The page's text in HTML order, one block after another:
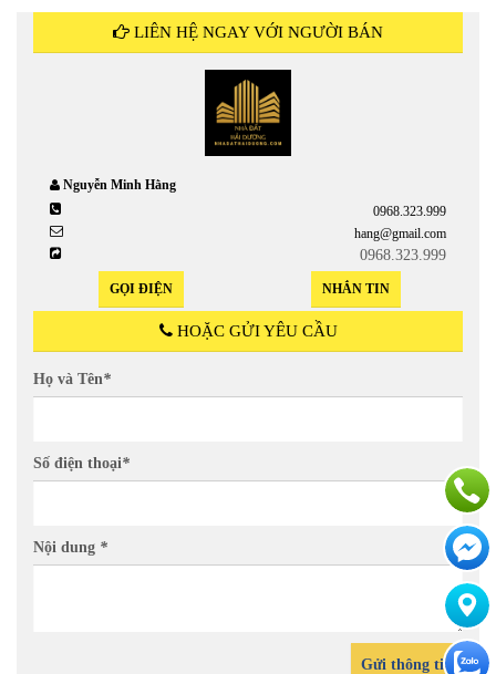
LIÊN HỆ NGAY VỚI NGƯỜI BÁN
Nguyễn Minh Hằng
0968.323.999
hang@gmail.com
0968.323.999
GỌI ĐIỆN NHẮN TIN
HOẶC GỬI YÊU CẦU
Họ và Tên*
Số điện thoại*
Nội dung *
Gửi thông tin